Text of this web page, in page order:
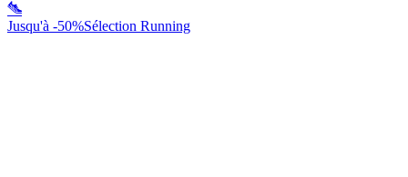
Jusqu'à -50%Sélection Running